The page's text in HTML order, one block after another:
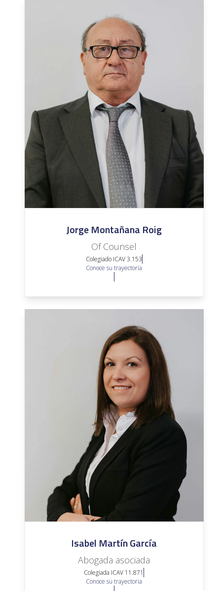
Jorge Montañana Roig
Of Counsel
Colegiado ICAV 3.153
Conoce su trayectoria
Isabel Martín García
Abogada asociada
Colegiada ICAV 11.871
Conoce su trayectoria